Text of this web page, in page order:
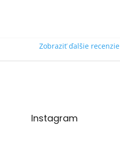
Zobraziť ďalšie recenzie
Instagram